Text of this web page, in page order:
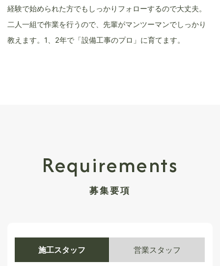
経験で始められた方でもしっかりフォローするので大丈夫。
二人一組で作業を行うので、先輩がマンツーマンでしっかり
教えます。1、2年で「設備工事のプロ」に育てます。
Requirements
募集要項
施工スタッフ 営業スタッフ